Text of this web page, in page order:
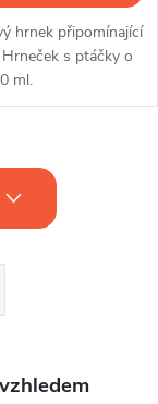
hrnek připomínající
s ptáčky o
ml.